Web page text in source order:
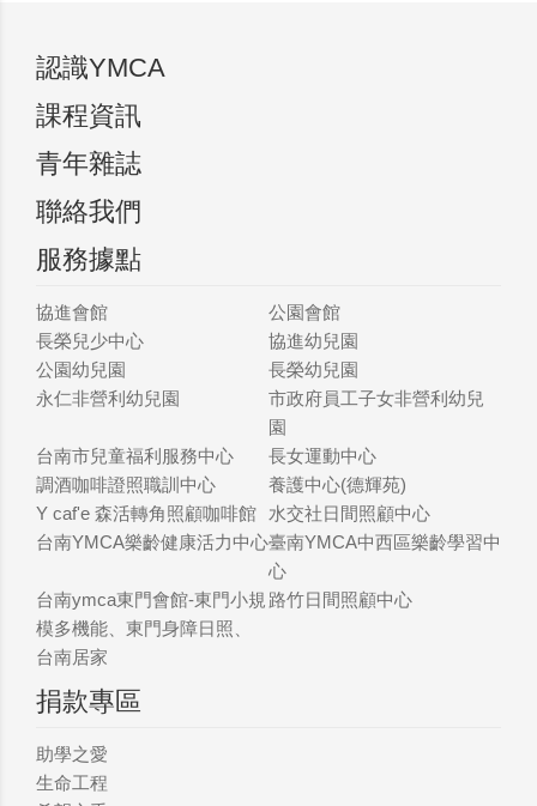
認識YMCA
課程資訊
青年雜誌
聯絡我們
服務據點
協進會館
公園會館
長榮兒少中心
協進幼兒園
公園幼兒園
長榮幼兒園
永仁非營利幼兒園
市政府員工子女非營利幼兒
園
台南市兒童福利服務中心
長女運動中心
調酒咖啡證照職訓中心
養護中心(德輝苑)
Y caf'e 森活轉角照顧咖啡館
水交社日間照顧中心
台南YMCA樂齡健康活力中心臺南YMCA中西區樂齡學習中
心
台南ymca東門會館-東門小規
模多機能、東門身障日照、
台南居家
路竹日間照顧中心
捐款專區
助學之愛
生命工程